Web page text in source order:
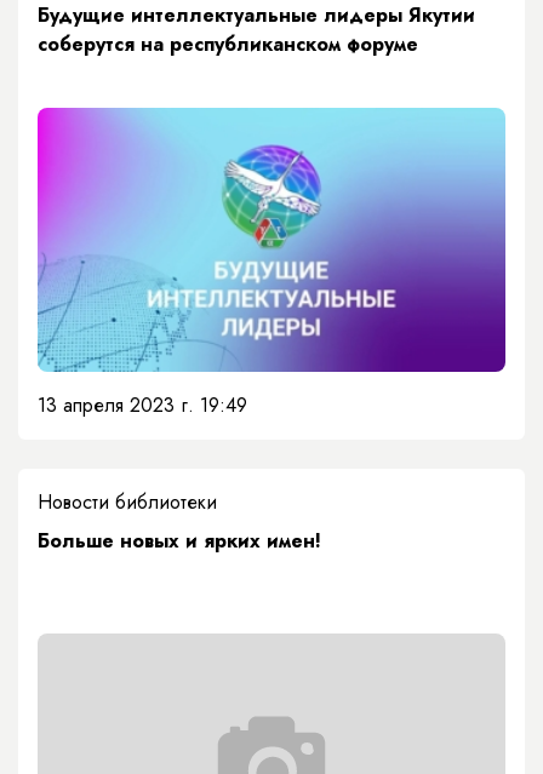
Будущие интеллектуальные лидеры Якутии
соберутся на республиканском форуме
13 апреля 2023 г. 19:49
Новости библиотеки
Больше новых и ярких имен!